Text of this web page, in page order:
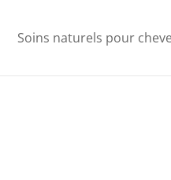
Soins naturels pour